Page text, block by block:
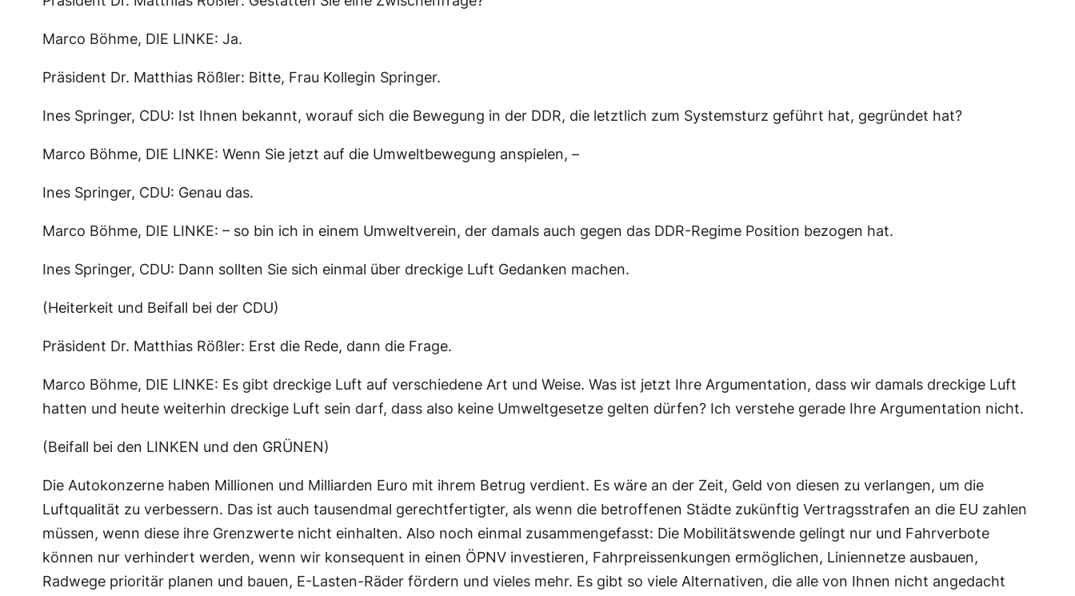
Marco Böhme, DIE LINKE: Ja.
Präsident Dr. Matthias Rößler: Bitte, Frau Kollegin Springer.
Ines Springer, CDU: Ist Ihnen bekannt, worauf sich die Bewegung in der DDR, die letztlich zum Systemsturz geführt hat, gegründet hat?
Marco Böhme, DIE LINKE: Wenn Sie jetzt auf die Umweltbewegung anspielen, –
Ines Springer, CDU: Genau das.
Marco Böhme, DIE LINKE: – so bin ich in einem Umweltverein, der damals auch gegen das DDR-Regime Position bezogen hat.
Ines Springer, CDU: Dann sollten Sie sich einmal über dreckige Luft Gedanken machen.
(Heiterkeit und Beifall bei der CDU)
Präsident Dr. Matthias Rößler: Erst die Rede, dann die Frage.
Marco Böhme, DIE LINKE: Es gibt dreckige Luft auf verschiedene Art und Weise. Was ist jetzt Ihre Argumentation, dass wir damals dreckige Luft
hatten und heute weiterhin dreckige Luft sein darf, dass also keine Umweltgesetze gelten dürfen? Ich verstehe gerade Ihre Argumentation nicht.
(Beifall bei den LINKEN und den GRÜNEN)
Die Autokonzerne haben Millionen und Milliarden Euro mit ihrem Betrug verdient. Es wäre an der Zeit, Geld von diesen zu verlangen, um die
Luftqualität zu verbessern. Das ist auch tausendmal gerechtfertigter, als wenn die betroffenen Städte zukünftig Vertragsstrafen an die EU zahlen
müssen, wenn diese ihre Grenzwerte nicht einhalten. Also noch einmal zusammengefasst: Die Mobilitätswende gelingt nur und Fahrverbote
können nur verhindert werden, wenn wir konsequent in einen ÖPNV investieren, Fahrpreissenkungen ermöglichen, Liniennetze ausbauen,
Radwege prioritär planen und bauen, E-Lasten-Räder fördern und vieles mehr. Es gibt so viele Alternativen, die alle von Ihnen nicht angedacht